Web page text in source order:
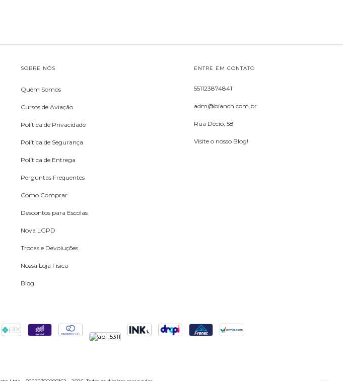
SOBRE NÓS
Quem Somos
Cursos de Aviação
Política de Privacidade
Política de Segurança
Política de Entrega
Perguntas Frequentes
Como Comprar
Descontos para Escolas
Nova LGPD
Trocas e Devoluções
Nossa Loja Física
Blog
ENTRE EM CONTATO
551123874841
adm@bianch.com.br
Rua Décio, 58
Visite o nosso Blog!